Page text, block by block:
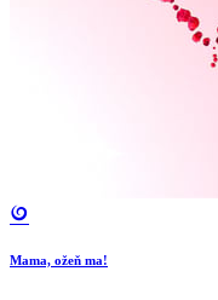
Mama, ožeň ma!